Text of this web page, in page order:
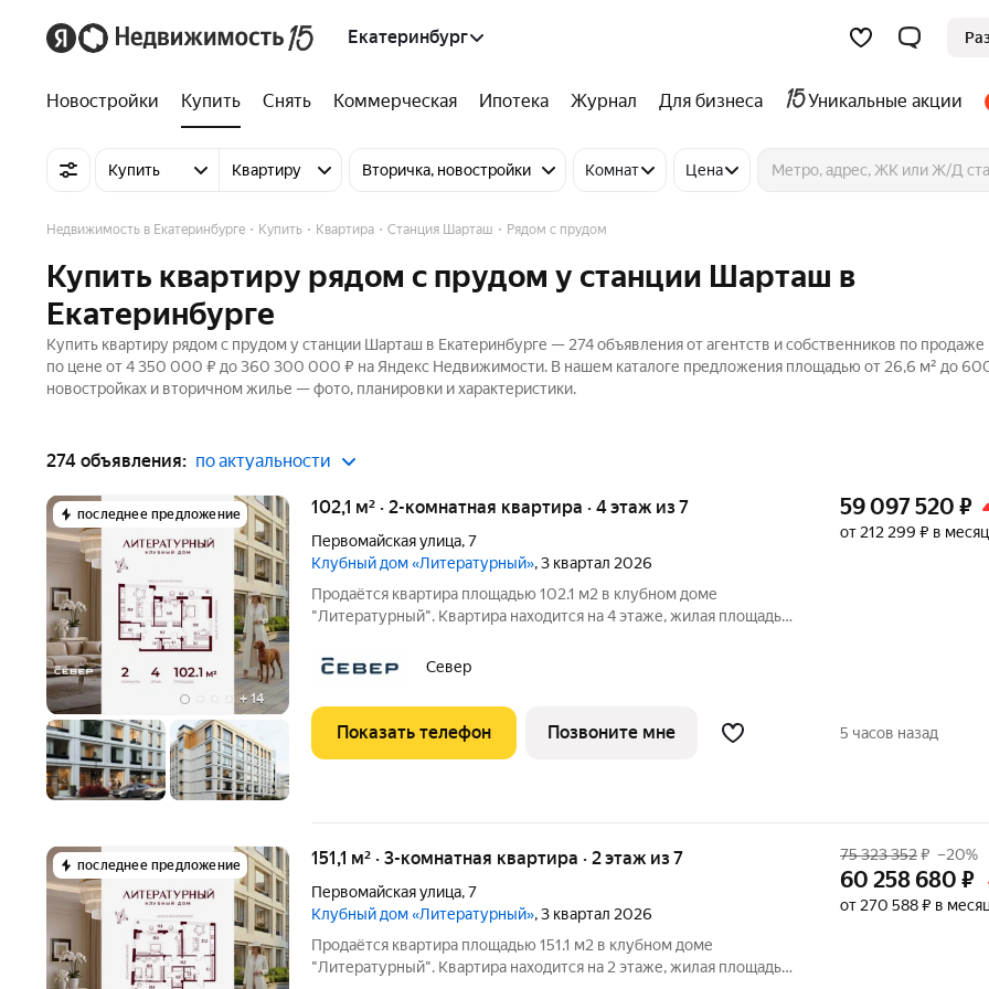
Екатеринбург
Новостройки Купить Снять Коммерческая Ипотека Журнал Для бизнеса Уникальные акции
Купить Квартиру Вторичка, новостройки Комнат Цена
Недвижимость в Екатеринбурге Купить Квартира Станция Шарташ Рядом с прудом
Купить квартиру рядом с прудом у станции Шарташ в
Екатеринбурге
Купить квартиру рядом с прудом у станции Шарташ в Екатеринбурге — 274 объявления от агентств и собственников по продаже
по цене от 4 350 000 ₽ до 360 300 000 ₽ на Яндекс Недвижимости. В нашем каталоге предложения площадью от 26,6 м² до
новостройках и вторичном жилье — фото, планировки и характеристики.
274 объявления: по актуальности
последнее предложение
+14
102,1 м² · 2-комнатная квартира · 4 этаж из 7
Первомайская улица,7
Клубный дом «Литературный», 3 квартал 2026
Продаётся квартира площадью 102.1 м2 в клубном доме
"Литературный". Квартира находится на 4 этаже, жилая площадь
особенностей планировки изолированные комнаты с окнами на
Север
59 097 520 ₽
от 212 299 ₽ в месяц
Показать телефон Позвоните мне 5 часов назад
последнее предложение 151,1 м² · 3-комнатная квартира · 2 этаж из 7
Первомайская улица,7
Клубный дом «Литературный», 3 квартал 2026
Продаётся квартира площадью 151.1 м2 в клубном доме
"Литературный". Квартира находится на 2 этаже, жилая площадь
75 323 352₽ –20%
60 258 680 ₽
от 270 588 ₽ в